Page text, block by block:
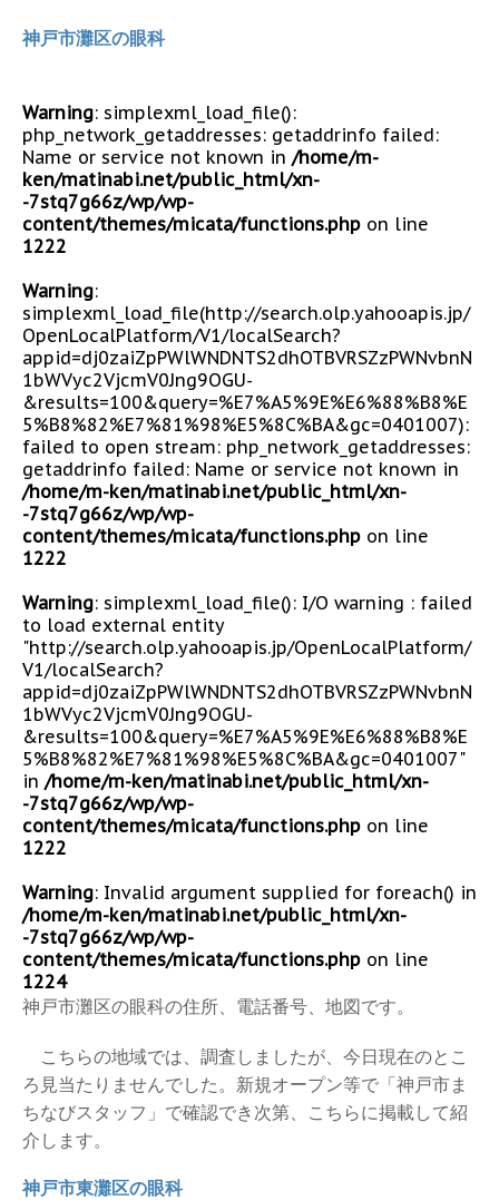
神戸市灘区の眼科
Warning: simplexml_load_file():
php_network_getaddresses: getaddrinfo failed:
Name or service not known in /home/m-
ken/matinabi.net/public_html/xn-
-7stq7g66z/wp/wp-
content/themes/micata/functions.php on line
1222
Warning:
simplexml_load_file(http://search.olp.yahooapis.jp/
OpenLocalPlatform/V1/localSearch?
appid=dj0zaiZpPWlWNDNTS2dhOTBVRSZzPWNvbnN
1bWVyc2VjcmV0Jng9OGU-
&results=100&query=%E7%A5%9E%E6%88%B8%E
5%B8%82%E7%81%98%E5%8C%BA&gc=0401007):
failed to open stream: php_network_getaddresses:
getaddrinfo failed: Name or service not known in
/home/m-ken/matinabi.net/public_html/xn-
-7stq7g66z/wp/wp-
content/themes/micata/functions.php on line
1222
Warning: simplexml_load_file(): I/O warning : failed
to load external entity
"http://search.olp.yahooapis.jp/OpenLocalPlatform/
V1/localSearch?
appid=dj0zaiZpPWlWNDNTS2dhOTBVRSZzPWNvbnN
1bWVyc2VjcmV0Jng9OGU-
&results=100&query=%E7%A5%9E%E6%88%B8%E
5%B8%82%E7%81%98%E5%8C%BA&gc=0401007"
in /home/m-ken/matinabi.net/public_html/xn-
-7stq7g66z/wp/wp-
content/themes/micata/functions.php on line
1222
Warning: Invalid argument supplied for foreach() in
/home/m-ken/matinabi.net/public_html/xn-
-7stq7g66z/wp/wp-
content/themes/micata/functions.php on line
1224
神戸市灘区の眼科の住所、電話番号、地図です。
こちらの地域では、調査しましたが、今日現在のとこ
ろ見当たりませんでした。新規オープン等で「神戸市ま
ちなびスタッフ」で確認でき次第、こちらに掲載して紹
介します。
神戸市東灘区の眼科